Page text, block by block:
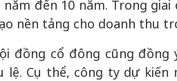
đến 10 năm. Trong
nền tảng cho doanh thu
đồng cổ đông cũng
lệ. Cụ thể, công ty dự